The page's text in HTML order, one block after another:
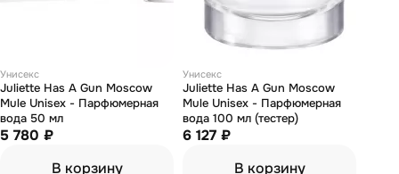
Унисекс
Juliette Has А Gun Moscow
Mule Unisex - Парфюмерная
вода 50 мл
5 780 ₽
В корзину
Унисекс
Juliette Has А Gun Moscow
Mule Unisex - Парфюмерная
вода 100 мл (тестер)
6 127 ₽
В корзину